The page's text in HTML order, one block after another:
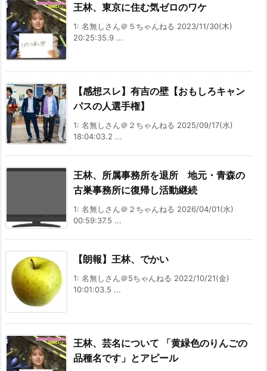
王林、東京に住む気ゼロのワケ
1: 名無しさん＠５ちゃんねる 2023/11/30(木)
20:25:35.9 ...
【感想スレ】有吉の壁【おもしろキャン
パスの人選手権】
1: 名無しさん＠２ちゃんねる 2025/09/17(水)
18:04:03.2 ...
王林、所属事務所を退所 地元・青森の
古巣事務所に復帰し活動継続
1: 名無しさん＠２ちゃんねる 2026/04/01(水)
00:59:37.5 ...
【朗報】王林、でかい
1: 名無しさん＠5ちゃんねる 2022/10/21(金)
10:01:03.5 ...
王林、芸名について 「黄緑色のりんごの
品種名です」とアピール